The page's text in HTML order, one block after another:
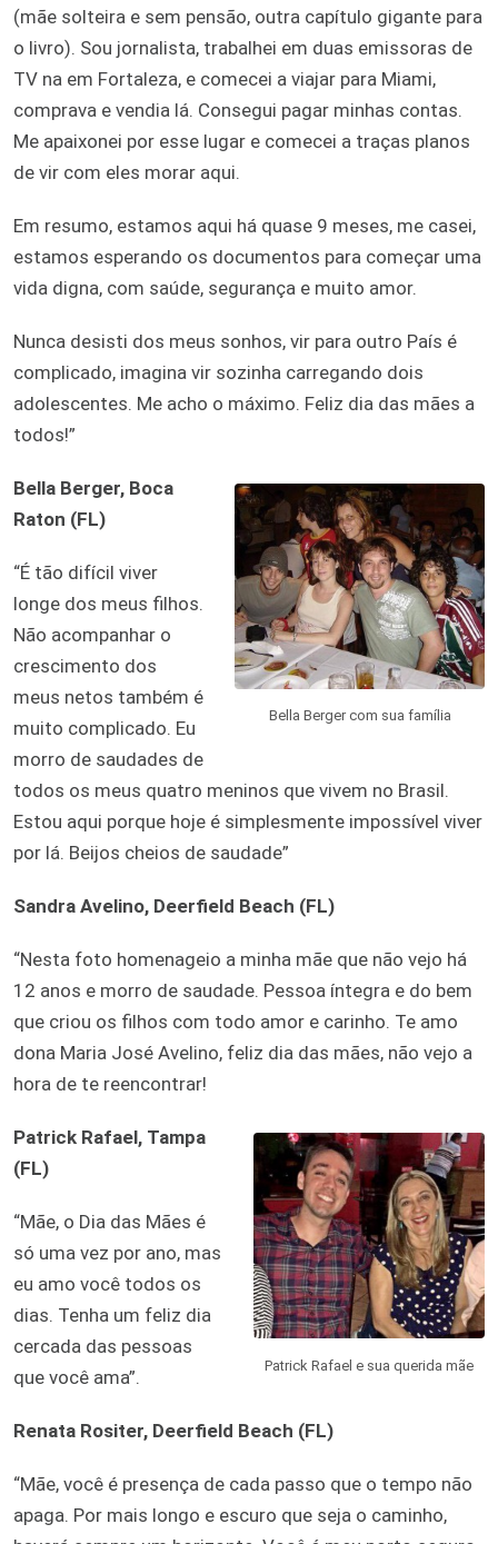
(mãe solteira e sem pensão, outra capítulo gigante para
o livro). Sou jornalista, trabalhei em duas emissoras de
TV na em Fortaleza, e comecei a viajar para Miami,
comprava e vendia lá. Consegui pagar minhas contas.
Me apaixonei por esse lugar e comecei a traças planos
de vir com eles morar aqui.
Em resumo, estamos aqui há quase 9 meses, me casei,
estamos esperando os documentos para começar uma
vida digna, com saúde, segurança e muito amor.
Nunca desisti dos meus sonhos, vir para outro País é
complicado, imagina vir sozinha carregando dois
adolescentes. Me acho o máximo. Feliz dia das mães a
todos!”
Bella Berger com sua família
Bella Berger, Boca
Raton (FL)
“É tão difícil viver
longe dos meus filhos.
Não acompanhar o
crescimento dos
meus netos também é
muito complicado. Eu
morro de saudades de
todos os meus quatro meninos que vivem no Brasil.
Estou aqui porque hoje é simplesmente impossível viver
por lá. Beijos cheios de saudade”
Sandra Avelino, Deerfield Beach (FL)
“Nesta foto homenageio a minha mãe que não vejo há
12 anos e morro de saudade. Pessoa íntegra e do bem
que criou os filhos com todo amor e carinho. Te amo
dona Maria José Avelino, feliz dia das mães, não vejo a
hora de te reencontrar!
Patrick Rafael e sua querida mãe
Patrick Rafael, Tampa
(FL)
“Mãe, o Dia das Mães é
só uma vez por ano, mas
eu amo você todos os
dias. Tenha um feliz dia
cercada das pessoas
que você ama”.
Renata Rositer, Deerfield Beach (FL)
“Mãe, você é presença de cada passo que o tempo não
apaga. Por mais longo e escuro que seja o caminho,